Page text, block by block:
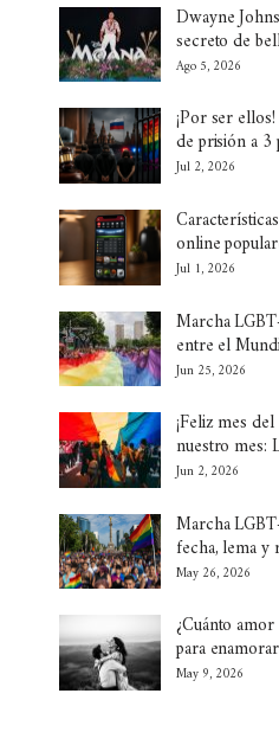
Dwayne
secreto de
Ago 5, 2026
¡Por ser
de prisión a
Jul 2, 2026
online
Jul 1, 2026
Marcha
entre el
Jun 25, 2026
¡Feliz mes
nuestro mes:
Jun 2, 2026
Marcha
fecha, lema y
May 26, 2026
¿Cuánto
para
May 9, 2026